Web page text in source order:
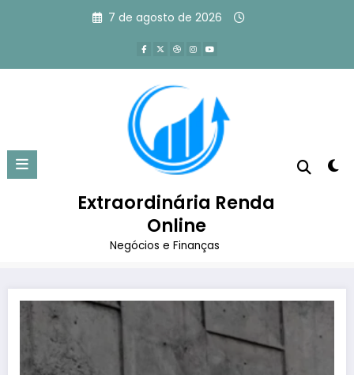
7 de agosto de 2026
Extraordinária Renda
Online
Negócios e Finanças
Tag: empresas que mais
pagaram dividendos em 2024
Página inicial
empresas que mais pagaram dividendos em 2024